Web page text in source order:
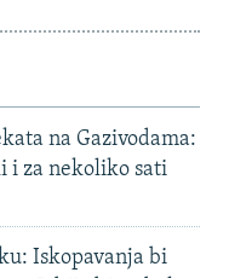
na Gazivodama:
i za nekoliko sati
Iskopavanja bi